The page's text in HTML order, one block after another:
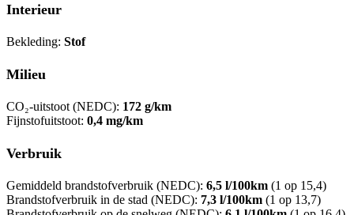
Interieur
Bekleding: Stof
Milieu
CO₂-uitstoot (NEDC): 172 g/km
Fijnstofuitstoot: 0,4 mg/km
Verbruik
Gemiddeld brandstofverbruik (NEDC): 6,5 l/100km (1 op 15,4)
Brandstofverbruik in de stad (NEDC): 7,3 l/100km (1 op 13,7)